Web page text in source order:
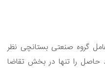
گروه صنعتی بستانچی نظر
حاصل را تنها در بخش تقاضا